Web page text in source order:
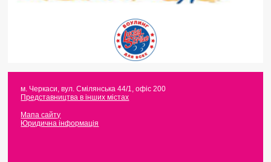
м. Черкаси,вул. Смілянська 44/1, офіс 200
Представництва в інших містах
Мапа сайту
Юридична інформація